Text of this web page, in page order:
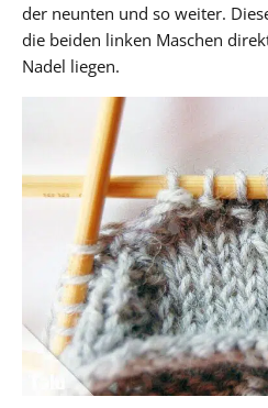
der neunten und so weiter.
die beiden linken Maschen
Nadel liegen.